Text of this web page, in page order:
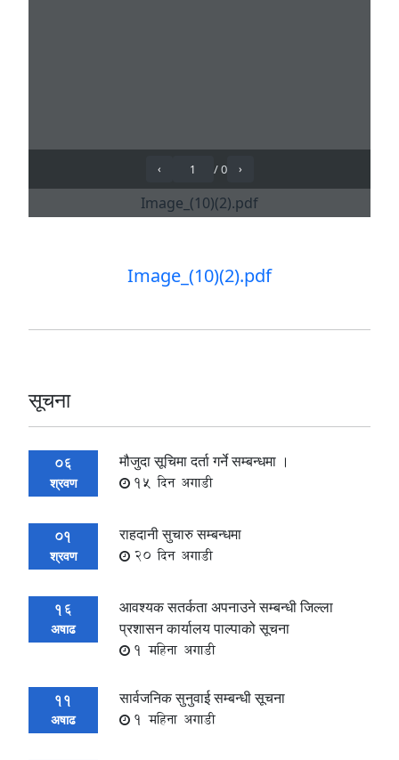
Image_(10)(2).pdf
सूचना
06
श्रवण
मौजुदा सूचिमा दर्ता गर्ने सम्बन्धमा ।
15 दिन अगाडी
01
श्रवण
राहदानी सुचारु सम्बन्धमा
20 दिन अगाडी
16
अषाढ
आवश्यक सतर्कता अपनाउने सम्बन्धी जिल्ला
प्रशासन कार्यालय पाल्पाको सूचना
1 महिना अगाडी
11
अषाढ
सार्वजनिक सुनुवाई सम्बन्धी सूचना
1 महिना अगाडी